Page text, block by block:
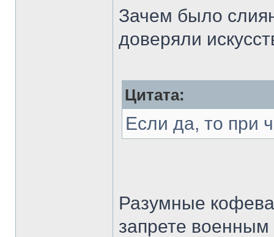
Зачем было
доверяли
Цитата:
Если да, то при
Разумные
запрете военным